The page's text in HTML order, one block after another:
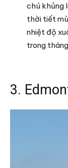
chú khủng
thời tiết
nhiệt độ
trong tháng
3.